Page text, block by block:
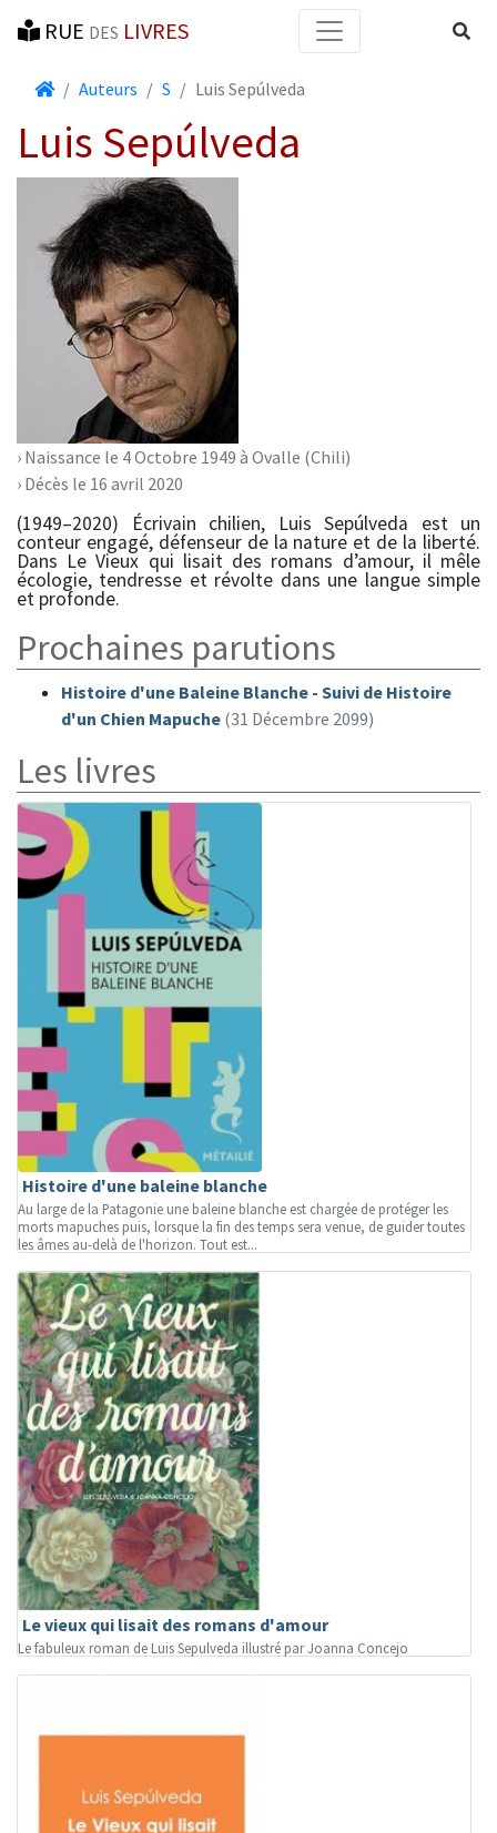
RUE DES LIVRES
AccueilAuteurs S Luis Sepúlveda
Luis Sepúlveda
› Naissance le 4 Octobre 1949 à Ovalle (Chili)
› Décès le 16 avril 2020
(1949–2020) Écrivain chilien, Luis Sepúlveda est un
conteur engagé, défenseur de la nature et de la liberté.
Dans Le Vieux qui lisait des romans d’amour, il mêle
écologie, tendresse et révolte dans une langue simple
et profonde.
Prochaines parutions
Histoire d'une Baleine Blanche - Suivi de Histoire
d'un Chien Mapuche (31 Décembre 2099)
Les livres
Histoire d'une baleine blanche
Au large de la Patagonie une baleine blanche est chargée de protéger les
morts mapuches puis, lorsque la fin des temps sera venue, de guider toutes
les âmes au-delà de l'horizon. Tout est...
Le vieux qui lisait des romans d'amour
Le fabuleux roman de Luis Sepulveda illustré par Joanna Concejo